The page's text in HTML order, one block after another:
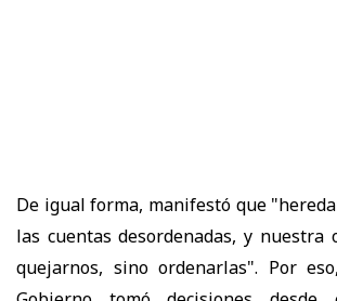
De igual forma, manifestó que
las cuentas desordenadas, y nuestra
quejarnos, sino ordenarlas". Por